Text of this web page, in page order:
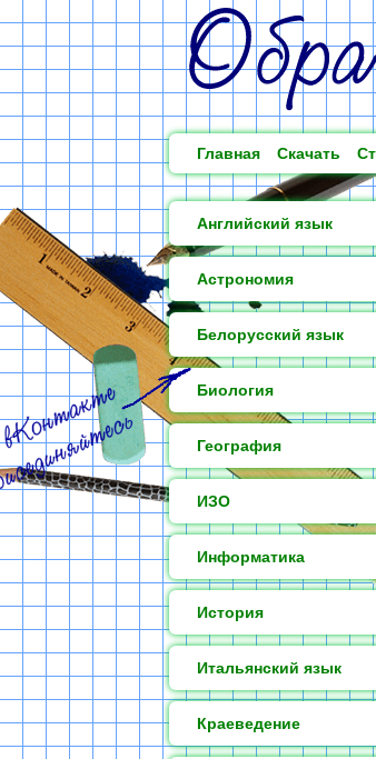
Главная Скачать
Английский язык
Астрономия
Белорусский язык
Биология
География
ИЗО
Информатика
История
Итальянский язык
Краеведение